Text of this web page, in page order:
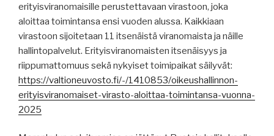
erityisviranomaisille perustettavaan virastoon, joka
aloittaa toimintansa ensi vuoden alussa. Kaikkiaan
virastoon sijoitetaan 11 itsenäistä viranomaista ja näille
hallintopalvelut. Erityisviranomaisten itsenäisyys ja
riippumattomuus sekä nykyiset toimipaikat säilyvät:
https://valtioneuvosto.fi/-/1410853/oikeushallinnon-
erityisviranomaiset-virasto-aloittaa-toimintansa-vuonna-
2025